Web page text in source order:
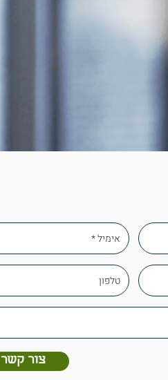
צור קשר